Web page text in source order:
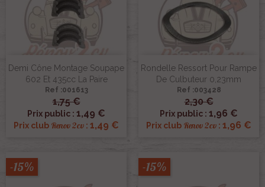
Demi Cône Montage Soupape
602 Et 435cc La Paire
Ref :001613
1,75 €
Prix public : 1,49 €
Prix club Renov 2cv : 1,49 €
Rondelle Ressort Pour Rampe
De Culbuteur 0,23mm
Ref :003428
2,30 €
Prix public : 1,96 €
Prix club Renov 2cv : 1,96 €
-15% -15%